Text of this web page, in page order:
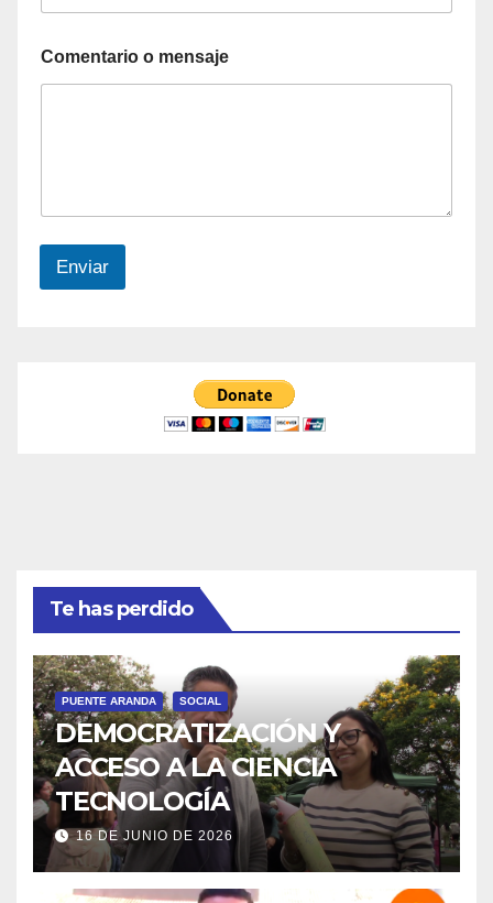
Comentario o mensaje
Enviar
Te has perdido
PUENTE ARANDA SOCIAL
DEMOCRATIZACIÓN Y
ACCESO A LA CIENCIA
TECNOLOGÍA
16 DE JUNIO DE 2026